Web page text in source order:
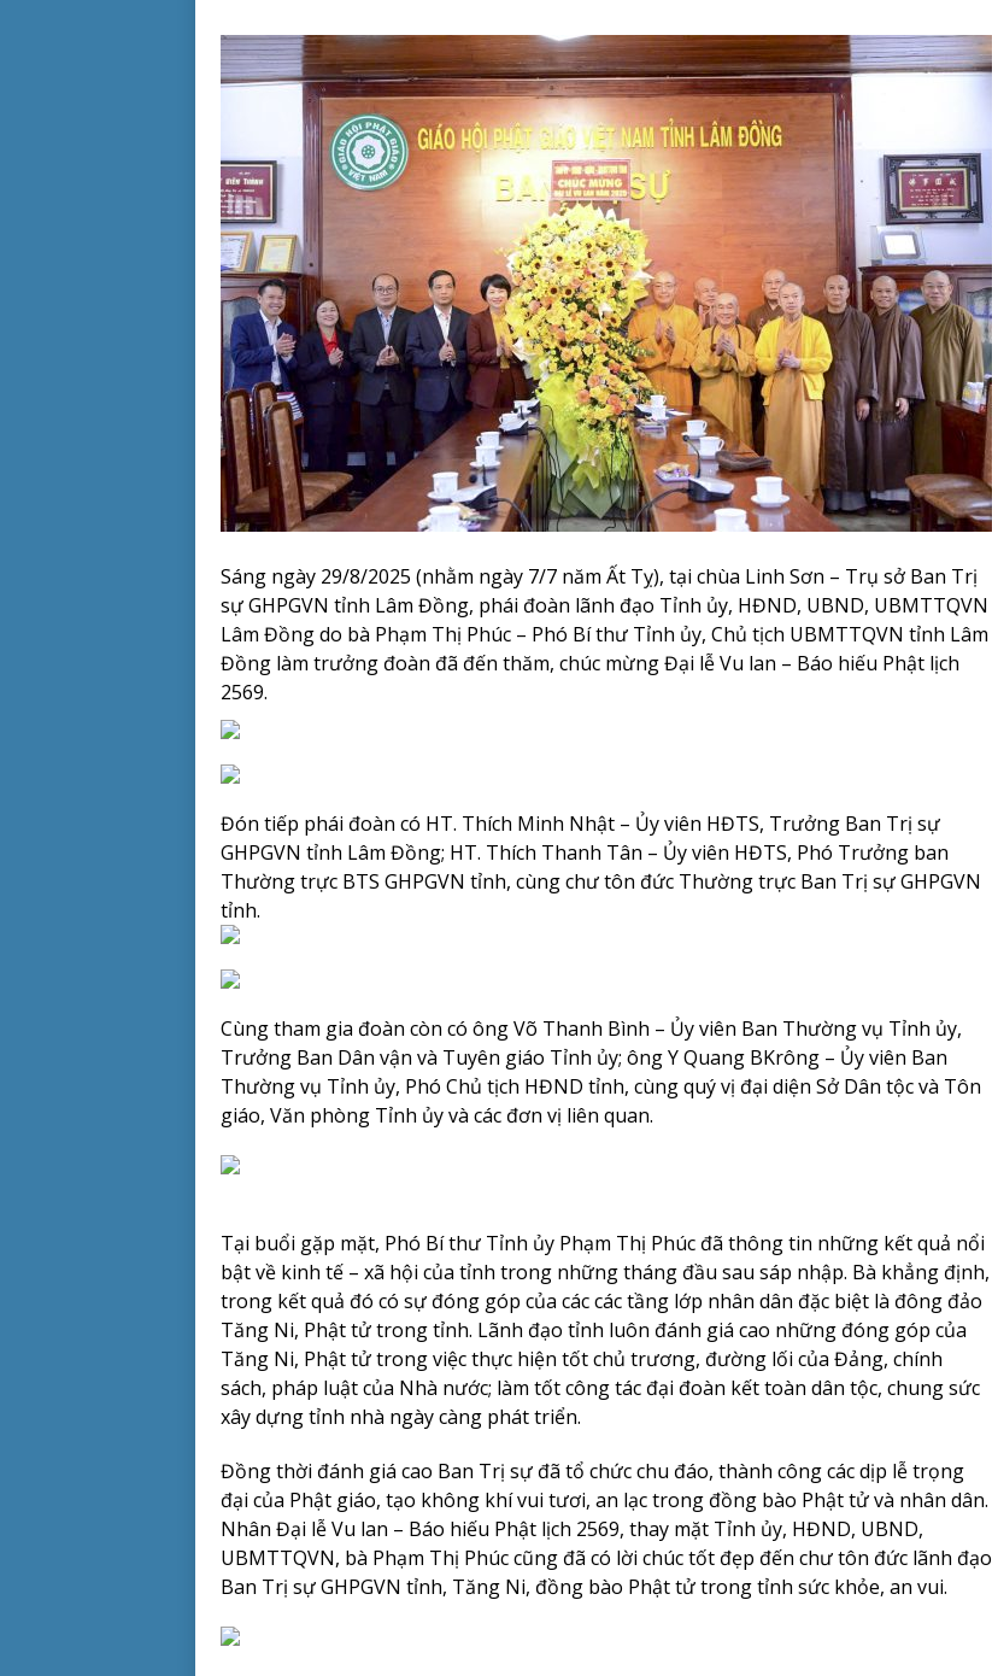
Sáng ngày 29/8/2025 (nhằm ngày 7/7 năm Ất Tỵ), tại chùa Linh Sơn – Trụ sở Ban Trị
sự GHPGVN tỉnh Lâm Đồng, phái đoàn lãnh đạo Tỉnh ủy, HĐND, UBND, UBMTTQVN
Lâm Đồng do bà Phạm Thị Phúc – Phó Bí thư Tỉnh ủy, Chủ tịch UBMTTQVN tỉnh Lâm
Đồng làm trưởng đoàn đã đến thăm, chúc mừng Đại lễ Vu lan – Báo hiếu Phật lịch
2569.
Đón tiếp phái đoàn có HT. Thích Minh Nhật – Ủy viên HĐTS, Trưởng Ban Trị sự
GHPGVN tỉnh Lâm Đồng; HT. Thích Thanh Tân – Ủy viên HĐTS, Phó Trưởng ban
Thường trực BTS GHPGVN tỉnh, cùng chư tôn đức Thường trực Ban Trị sự GHPGVN
tỉnh.
Cùng tham gia đoàn còn có ông Võ Thanh Bình – Ủy viên Ban Thường vụ Tỉnh ủy,
Trưởng Ban Dân vận và Tuyên giáo Tỉnh ủy; ông Y Quang BKrông – Ủy viên Ban
Thường vụ Tỉnh ủy, Phó Chủ tịch HĐND tỉnh, cùng quý vị đại diện Sở Dân tộc và Tôn
giáo, Văn phòng Tỉnh ủy và các đơn vị liên quan.
Tại buổi gặp mặt, Phó Bí thư Tỉnh ủy Phạm Thị Phúc đã thông tin những kết quả nổi
bật về kinh tế – xã hội của tỉnh trong những tháng đầu sau sáp nhập. Bà khẳng định,
trong kết quả đó có sự đóng góp của các các tầng lớp nhân dân đặc biệt là đông đảo
Tăng Ni, Phật tử trong tỉnh. Lãnh đạo tỉnh luôn đánh giá cao những đóng góp của
Tăng Ni, Phật tử trong việc thực hiện tốt chủ trương, đường lối của Đảng, chính
sách, pháp luật của Nhà nước; làm tốt công tác đại đoàn kết toàn dân tộc, chung sức
xây dựng tỉnh nhà ngày càng phát triển.
Đồng thời đánh giá cao Ban Trị sự đã tổ chức chu đáo, thành công các dịp lễ trọng
đại của Phật giáo, tạo không khí vui tươi, an lạc trong đồng bào Phật tử và nhân dân.
Nhân Đại lễ Vu lan – Báo hiếu Phật lịch 2569, thay mặt Tỉnh ủy, HĐND, UBND,
UBMTTQVN, bà Phạm Thị Phúc cũng đã có lời chúc tốt đẹp đến chư tôn đức lãnh đạo
Ban Trị sự GHPGVN tỉnh, Tăng Ni, đồng bào Phật tử trong tỉnh sức khỏe, an vui.